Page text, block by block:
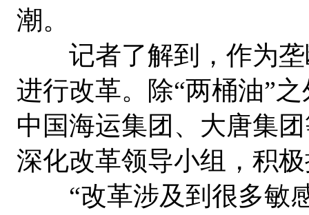
潮。
记者了解到，作为垄
进行改革。除“两桶油”
中国海运集团、大唐集
深化改革领导小组，积
“改革涉及到很多敏感